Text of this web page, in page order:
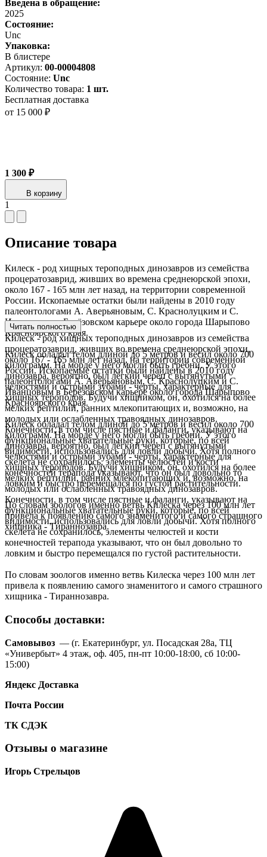
Введена в обращение:
2025
Состояние:
Unc
Упаковка:
В блистере
Артикул: 00-00004808
Состояние: Unc
Количество товара: 1 шт.
Бесплатная доставка
от 15 000 ₽
1 300 ₽
В корзину
1
Описание товара
Килеск - род хищных тероподных динозавров из семейства
процератозаврид, живших во времена среднеюрской эпохи,
около 167 - 165 млн лет назад, на территории современной
России. Ископаемые остатки были найдены в 2010 году
палеонтологами А. Аверьяновым, С. Краснолуцким и С.
Иванцовым в Берёзовском карьере около города Шарыпово
Красноярского края.
Килеск обладал телом длиной до 5 метров и весил около 700
килограмм. На морде у него могли быть гребни. У этого
динозавра, вероятно, был лёгкий череп с вытянутыми
челюстями и острыми зубами - черты, характерные для
хищных тероподов. Будучи хищником, он, охотился на более
мелких рептилий, ранних млекопитающих и, возможно, на
молодых или ослабленных травоядных динозавров.
Конечности, в том числе пястные и фаланги, указывают на
функциональные хватательные руки, которые, по всей
видимости, использовались для ловли добычи. Хотя полного
скелета не сохранилось, элементы челюстей и кости
конечностей терапода указывают, что он был довольно то
ловким и быстро перемещался по густой растительности.
По словам зоологов именно ветвь Килеска через 100 млн лет
привела к появлению самого знаменитого и самого страшного
хищника - Тираннозавра.
Читать полностью
Килеск - род хищных тероподных динозавров из семейства
процератозаврид, живших во времена среднеюрской эпохи,
около 167 - 165 млн лет назад, на территории современной
России. Ископаемые остатки были найдены в 2010 году
палеонтологами А. Аверьяновым, С. Краснолуцким и С.
Иванцовым в Берёзовском карьере около города Шарыпово
Красноярского края.
Килеск обладал телом длиной до 5 метров и весил около 700
килограмм. На морде у него могли быть гребни. У этого
динозавра, вероятно, был лёгкий череп с вытянутыми
челюстями и острыми зубами - черты, характерные для
хищных тероподов. Будучи хищником, он, охотился на более
мелких рептилий, ранних млекопитающих и, возможно, на
молодых или ослабленных травоядных динозавров.
Конечности, в том числе пястные и фаланги, указывают на
функциональные хватательные руки, которые, по всей
видимости, использовались для ловли добычи. Хотя полного
скелета не сохранилось, элементы челюстей и кости
конечностей терапода указывают, что он был довольно то
ловким и быстро перемещался по густой растительности.
По словам зоологов именно ветвь Килеска через 100 млн лет
привела к появлению самого знаменитого и самого страшного
хищника - Тираннозавра.
Способы доставки:
Самовывоз — (г. Екатеринбург, ул. Посадская 28а, ТЦ
«Универбыт» 4 этаж, оф. 405, пн-пт 10:00-18:00, сб 10:00-
15:00)
Яндекс Доставка
Почта России
ТК СДЭК
Отзывы о магазине
Игорь Стрельцов